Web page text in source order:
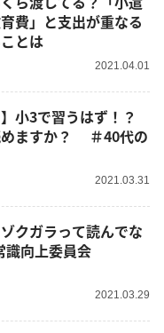
費」と支出が重なる
とは
2021.04.01
小3で習うはず！？
めますか？ ＃40代の
2021.03.31
クガラって読んでな
向上委員会
2021.03.29